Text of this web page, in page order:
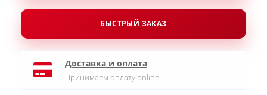
БЫСТРЫЙ ЗАКАЗ
Доставка и оплата
Принимаем оплату online